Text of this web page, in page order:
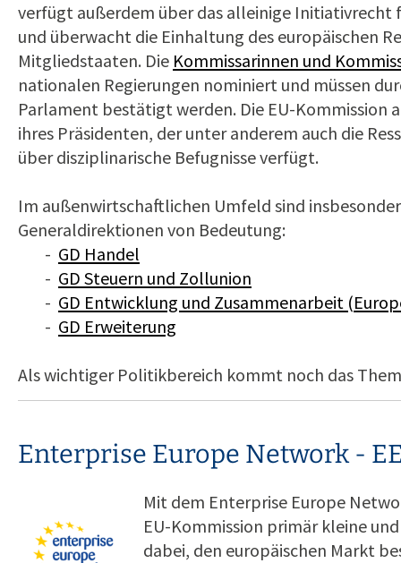
verfügt außerdem über das alleinige Initiativrecht
und überwacht die Einhaltung des europäischen
Mitgliedstaaten. Die Kommissarinnen und
nationalen Regierungen nominiert und müssen
Parlament bestätigt werden. Die EU-Kommission
ihres Präsidenten, der unter anderem auch die
über disziplinarische Befugnisse verfügt.
Im außenwirtschaftlichen Umfeld sind
Generaldirektionen von Bedeutung:
- GD Handel
- GD Steuern und Zollunion
- GD Entwicklung und Zusammenarbeit
- GD Erweiterung
Als wichtiger Politikbereich kommt noch das
Enterprise Europe Network -
Mit dem Enterprise Europe
EU-Kommission primär kleine
dabei, den europäischen Markt